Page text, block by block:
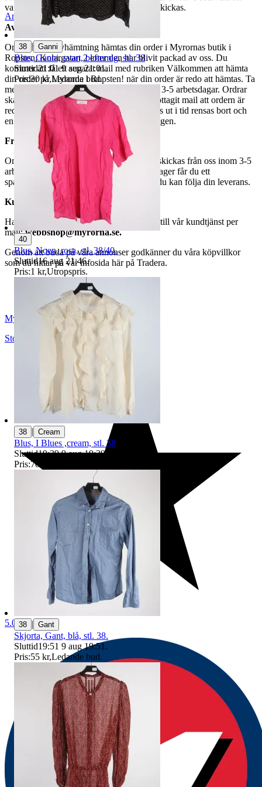
varor märkta endast avhämtning inte kan skickas.
Avhämtning
Om du väljer avhämtning hämtas din order i Myrornas butik i
Ropsten, Kolargatan 2 efter den har blivit packad av oss. Du
kommer att få ett separat mail med rubriken Välkommen att hämta
din order på Myrorna i Ropsten! när din order är redo att hämtas. Ta
med legitimation. Hanteringstiden är cirka 3-5 arbetsdagar. Ordrar
ska hämtas senast 7 dagar efter att man mottagit mail att ordern är
redo för avhämtning. Ordrar som ej hämtas ut i tid rensas bort och
en avgift på 84 kr dras av från återbetalningen.
Frakt
Om du har valt frakt kommer din vara att skickas från oss inom 3-5
arbetsdagar. När din vara har lämnat vårt lager får du ett
spårningsnummer av DSV inom kort där du kan följa din leverans.
Kundservice
Har du frågor eller funderingar hör av dig till vår kundtjänst per
mail:webbshop@myrorna.se.
Genom att buda på våra annonser godkänner du våra köpvillkor
som du hittar på vår infosida här på Tradera.
Anmäl Sälj liknande
Myrorna
Stockholm
Sverige
5.0
38 | Ganni
Blus, Ganni, svart, blommig, stl. 38
Sluttid21:01 9 aug 21:01.
Pris:30 kr,Ledande bud.
40
Blus, Noen, rosa, stl. 38/40.
Sluttid16 aug 21:46.
Pris:1 kr,Utropspris.
38 | Cream
Blus, I Blues ,cream, stl. 38
Sluttid19:39 9 aug 19:39
Pris:70 kr
38 | Gant
Skjorta, Gant, blå, stl. 38.
Sluttid19:51 9 aug 19:51 .
Pris:55 kr,Ledande bud.